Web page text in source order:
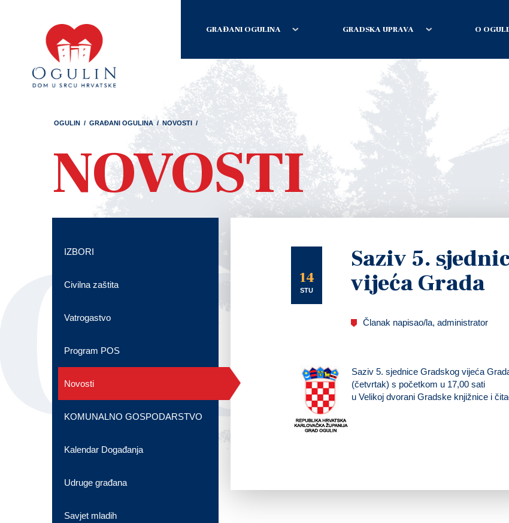
GRAĐANI OGULINA GRADSKA UPRAVA O
OGULIN / GRAĐANI OGULINA / NOVOSTI /
NOVOSTI
14
STU
Saziv 5.
vijeća Grada
Članak napisao/la, administrator
Saziv 5. sjednice Gradskog vijeća
(četvrtak) s početkom u 17,00 sati
u Velikoj dvorani Gradske knjižnice i
IZBORI
Civilna zaštita
Vatrogastvo
Program POS
Novosti
KOMUNALNO GOSPODARSTVO
Kalendar Događanja
Udruge građana
Savjet mladih